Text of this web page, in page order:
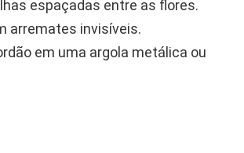
espaçadas entre as flores.
arremates invisíveis.
em uma argola metálica ou